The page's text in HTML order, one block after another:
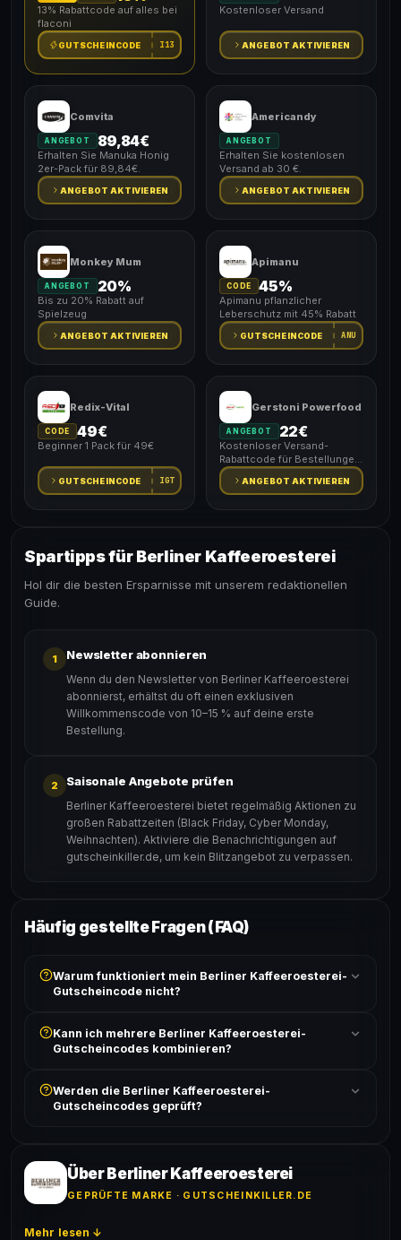
13% Rabattcode auf alles bei
flaconi
GUTSCHEINCODE I13
Kostenloser Versand
ANGEBOT AKTIVIEREN
Comvita
ANGEBOT 89,84€
Erhalten Sie Manuka Honig
2er-Pack für 89,84€.
ANGEBOT AKTIVIEREN
Americandy
ANGEBOT
Erhalten Sie kostenlosen
Versand ab 30 €.
ANGEBOT AKTIVIEREN
Monkey Mum
ANGEBOT 20%
Bis zu 20% Rabatt auf
Spielzeug
ANGEBOT AKTIVIEREN
Apimanu
CODE 45%
Apimanu pflanzlicher
Leberschutz mit 45% Rabatt
GUTSCHEINCODE ANU
Redix-Vital
CODE 49€
Beginner 1 Pack für 49€
GUTSCHEINCODE IGT
Gerstoni Powerfood
ANGEBOT 22€
Kostenloser Versand-
Rabattcode für Bestellungen
über 22€
ANGEBOT AKTIVIEREN
Spartipps für Berliner Kaffeeroesterei
Hol dir die besten Ersparnisse mit unserem redaktionellen
Guide.
1 Newsletter abonnieren
Wenn du den Newsletter von Berliner Kaffeeroesterei
abonnierst, erhältst du oft einen exklusiven
Willkommenscode von 10–15 % auf deine erste
Bestellung.
2 Saisonale Angebote prüfen
Berliner Kaffeeroesterei bietet regelmäßig Aktionen zu
großen Rabattzeiten (Black Friday, Cyber Monday,
Weihnachten). Aktiviere die Benachrichtigungen auf
gutscheinkiller.de, um kein Blitzangebot zu verpassen.
Häufig gestellte Fragen (FAQ)
Warum funktioniert mein Berliner Kaffeeroesterei-
Gutscheincode nicht?
ist und ob der Code nicht für bereits reduzierte Artikel
gilt. Alle Bedingungen findest du unter „Details".
Kann ich mehrere Berliner Kaffeeroesterei-
Gutscheincodes kombinieren?
akzeptiert. Die Kombination mehrerer Codes ist meist
ausgeschlossen, sofern die Angebotsbedingungen
Werden die Berliner Kaffeeroesterei-
Gutscheincodes geprüft?
Erfolgsquote wird bei jedem Angebot angezeigt.
Über Berliner Kaffeeroesterei
GEPRÜFTE MARKE · GUTSCHEINKILLER.DE
Mehr lesen ↓